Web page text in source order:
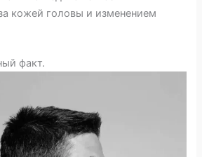
кожей головы и изменением
факт.